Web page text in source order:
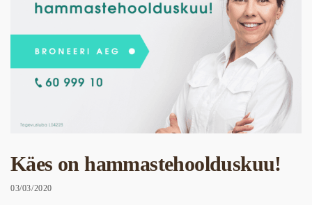
Käes on hammastehoolduskuu!
03/03/2020